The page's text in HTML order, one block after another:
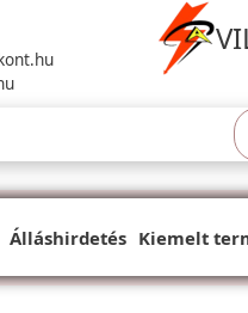
Álláshirdetés Kiemelt